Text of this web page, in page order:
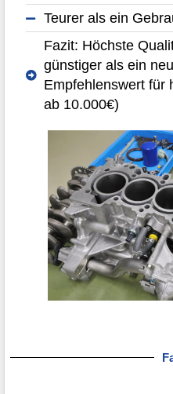
Teurer als ein
Fazit: Höchste
günstiger als ein
Empfehlenswert für
ab 10.000€)